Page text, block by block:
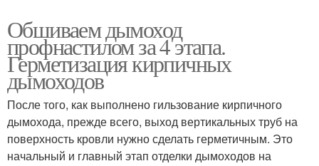
Обшиваем дымоход
профнастилом за 4 этапа.
Герметизация кирпичных
дымоходов
После того, как выполнено гильзование кирпичного
дымохода, прежде всего, выход вертикальных труб на
поверхность кровли нужно сделать герметичным. Это
начальный и главный этап отделки дымоходов на